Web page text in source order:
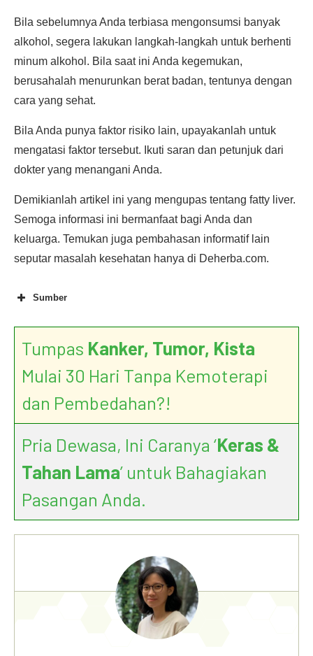
Bila sebelumnya Anda terbiasa mengonsumsi banyak
alkohol, segera lakukan langkah-langkah untuk berhenti
minum alkohol. Bila saat ini Anda kegemukan,
berusahalah menurunkan berat badan, tentunya dengan
cara yang sehat.
Bila Anda punya faktor risiko lain, upayakanlah untuk
mengatasi faktor tersebut. Ikuti saran dan petunjuk dari
dokter yang menangani Anda.
Demikianlah artikel ini yang mengupas tentang fatty liver.
Semoga informasi ini bermanfaat bagi Anda dan
keluarga. Temukan juga pembahasan informatif lain
seputar masalah kesehatan hanya di Deherba.com.
Sumber
Tumpas Kanker, Tumor, Kista
Mulai 30 Hari Tanpa Kemoterapi
dan Pembedahan?!
Pria Dewasa, Ini Caranya ‘Keras &
Tahan Lama’ untuk Bahagiakan
Pasangan Anda.